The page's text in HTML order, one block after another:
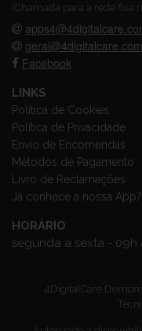
(Chamada para a rede fixa
geral@4digitalcare.com
Facebook
LINKS
Política de Cookies
Política de Privacidade
Envio de Encomendas
Métodos de Pagamento
Livro de Reclamações
Já conhece a nossa App?
HORÁRIO
segunda a sexta - 09h
4DigitalCare